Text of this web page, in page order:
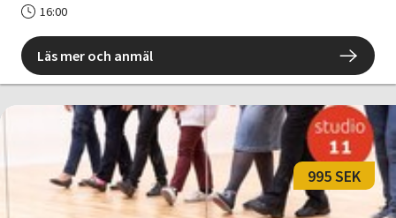
16:00
Läs mer och anmäl
995 SEK